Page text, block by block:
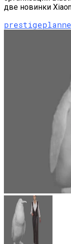
две новинки